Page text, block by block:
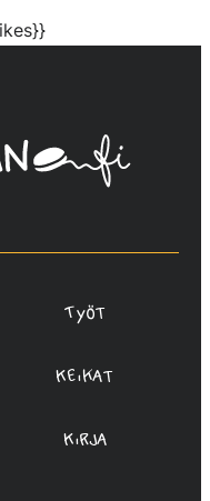
Työt
Keikat
Kirja